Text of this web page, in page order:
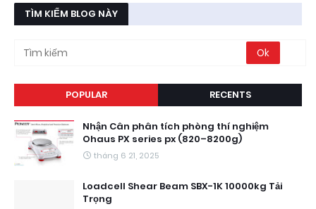
TÌM KIẾM BLOG NÀY
POPULAR RECENTS
Nhận Cân phân tích phòng thí nghiệm
Ohaus PX series px (820–8200g)
tháng 6 21, 2025
Loadcell Shear Beam SBX-1K 10000kg Tải
Trọng